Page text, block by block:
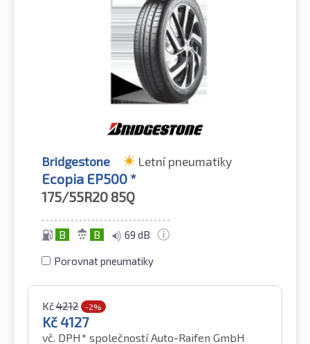
Bridgestone Letní pneumatiky
Ecopia EP500 *
175/55R20 85Q
B B 69 dB
Porovnat pneumatiky
Kč4212 -2%
Kč4127
vč. DPH* společností Auto-Raifen GmbH